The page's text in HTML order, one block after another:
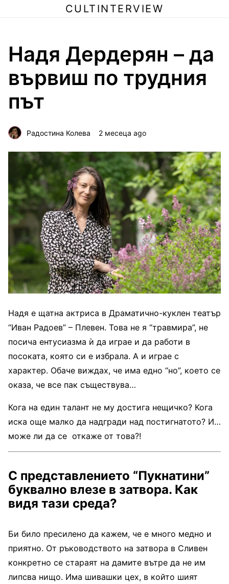
CULTINTERVIEW
Надя Дердерян – да
вървиш по трудния
път
Радостина Колева 2 месеца ago
Надя е щатна актриса в Драматично-куклен театър
“Иван Радоев” – Плевен. Това не я “травмира”, не
посича ентусиазма ѝ да играе и да работи в
посоката, която си е избрала. А и играе с
характер. Обаче виждах, че има едно “но”, което се
оказа, че все пак съществува…
Кога на един талант не му достига нещичко? Кога
иска още малко да надгради над постигнатото? И…
може ли да се откаже от това?!
С представлението “Пукнатини”
буквално влезе в затвора. Как
видя тази среда?
Би било пресилено да кажем, че е много медно и
приятно. От ръководството на затвора в Сливен
конкретно се стараят на дамите вътре да не им
липсва нищо. Има шивашки цех, в който шият